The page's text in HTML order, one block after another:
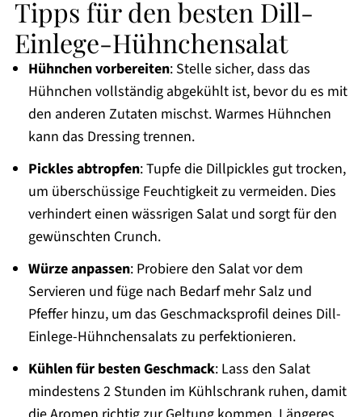
Tipps für den besten Dill-
Einlege-Hühnchensalat
Hühnchen vorbereiten: Stelle sicher, dass das
Hühnchen vollständig abgekühlt ist, bevor du es mit
den anderen Zutaten mischst. Warmes Hühnchen
kann das Dressing trennen.
Pickles abtropfen: Tupfe die Dillpickles gut trocken,
um überschüssige Feuchtigkeit zu vermeiden. Dies
verhindert einen wässrigen Salat und sorgt für den
gewünschten Crunch.
Würze anpassen: Probiere den Salat vor dem
Servieren und füge nach Bedarf mehr Salz und
Pfeffer hinzu, um das Geschmacksprofil deines Dill-
Einlege-Hühnchensalats zu perfektionieren.
Kühlen für besten Geschmack: Lass den Salat
mindestens 2 Stunden im Kühlschrank ruhen, damit